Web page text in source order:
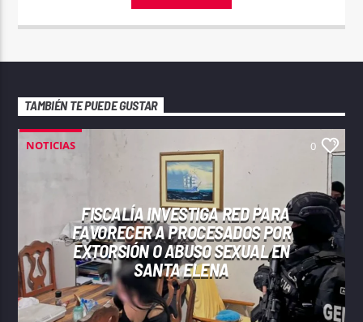
TAMBIÉN TE PUEDE GUSTAR
NOTICIAS 0
FISCALÍA INVESTIGA RED PARA
FAVORECER A PROCESADOS POR
EXTORSIÓN O ABUSO SEXUAL EN
SANTA ELENA